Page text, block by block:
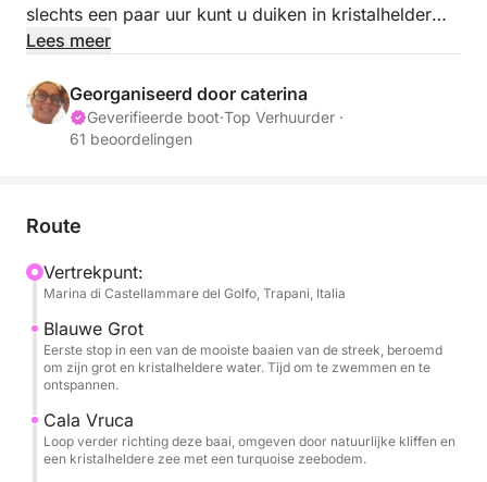
slechts een paar uur kunt u duiken in kristalhelder
water, spectaculaire kliffen bewonderen en in alle
De zeiltocht brengt u naar betoverende plekjes zoals
Cala Bianca, beschouwd als een van de mooiste
rotsformaties en historische tonijnvisserij die uitkijkt
Dagelijkse verhuur is mogelijk.
De prijs is inclusief:
De prijs is exclusief:
Lees meer
Georganiseerd door caterina
Geverifieerde boot·Top Verhuurder ·
61 beoordelingen
Route
Vertrekpunt:
Marina di Castellammare del Golfo, Trapani, Italia
Blauwe Grot
Eerste stop in een van de mooiste baaien van de streek, beroemd
om zijn grot en kristalheldere water. Tijd om te zwemmen en te
ontspannen.
Cala Vruca
Loop verder richting deze baai, omgeven door natuurlijke kliffen en
een kristalheldere zee met een turquoise zeebodem.